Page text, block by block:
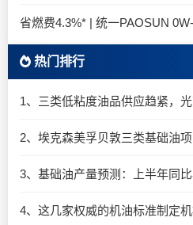
省燃费4.3%* | 统一PAOSUN
热门排行
1、三类低粘度油品供应趋紧，
2、埃克森美孚贝敦三类基础油
3、基础油产量预测：上半年同
4、这几家权威的机油标准制定机